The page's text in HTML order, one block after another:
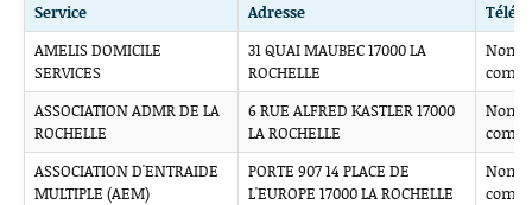
Service Adresse
AMELIS DOMICILE
SERVICES
31 QUAI MAUBEC 17000 LA
ROCHELLE
Non
ASSOCIATION ADMR DE LA
ROCHELLE
6 RUE ALFRED KASTLER 17000
LA ROCHELLE
Non
ASSOCIATION D'ENTRAIDE
MULTIPLE (AEM)
PORTE 907 14 PLACE DE
L'EUROPE 17000 LA ROCHELLE
Non